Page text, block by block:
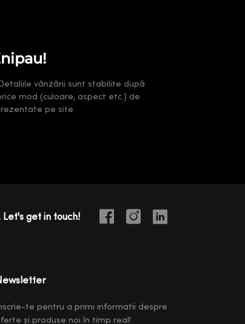
vânzării sunt stabilite după
mod (culoare, aspect etc.) de
pe site.
get in touch!
te pentru a primi informatii despre
și produse noi în timp real!